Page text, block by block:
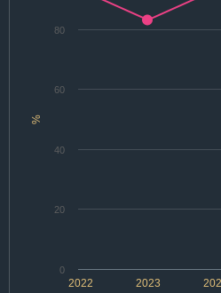
%
2022 2023
0
20
40
60
80